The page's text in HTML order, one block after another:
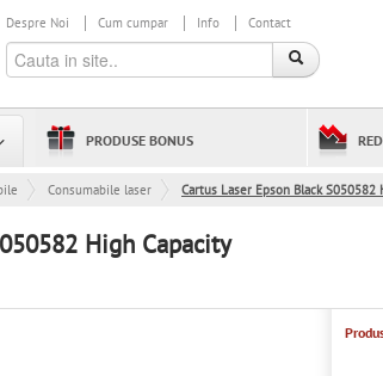
Despre Noi Cum cumpar Info Contact
PRODUSE BONUS
Consumabile laser Cartus Laser Epson Black S050582
High Capacity